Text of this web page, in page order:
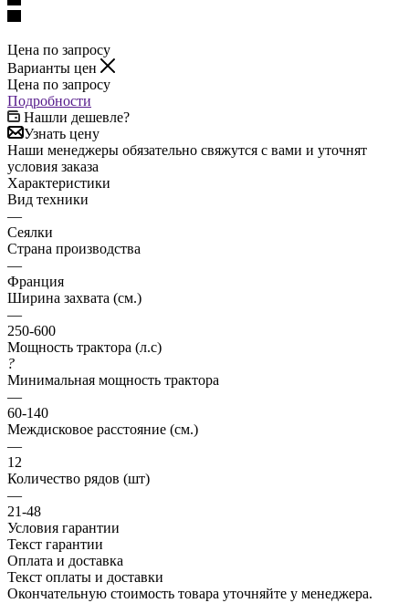
Цена по запросу
Варианты цен
Цена по запросу
Подробности
Нашли дешевле?
Узнать цену
Наши менеджеры обязательно свяжутся с вами и уточнят
условия заказа
Характеристики
Вид техники
—
Сеялки
Страна производства
—
Франция
Ширина захвата (см.)
—
250-600
Мощность трактора (л.с)
?
Минимальная мощность трактора
—
60-140
Междисковое расстояние (см.)
—
12
Количество рядов (шт)
—
21-48
Условия гарантии
Текст гарантии
Оплата и доставка
Текст оплаты и доставки
Окончательную стоимость товара уточняйте у менеджера.